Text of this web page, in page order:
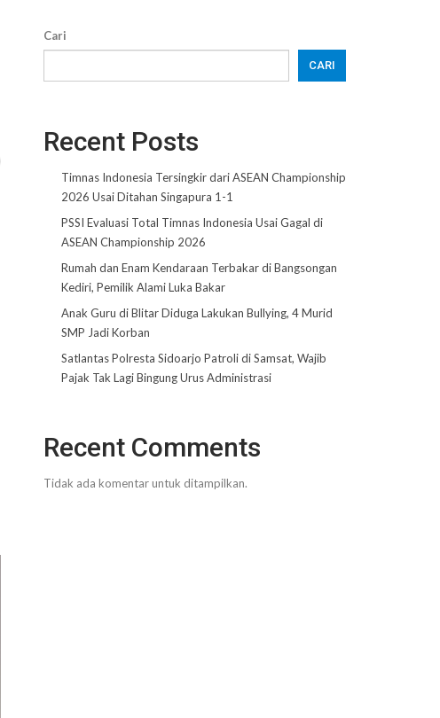
Cari
CARI
Recent Posts
Timnas Indonesia Tersingkir dari ASEAN Championship
2026 Usai Ditahan Singapura 1-1
PSSI Evaluasi Total Timnas Indonesia Usai Gagal di
ASEAN Championship 2026
Rumah dan Enam Kendaraan Terbakar di Bangsongan
Kediri, Pemilik Alami Luka Bakar
Anak Guru di Blitar Diduga Lakukan Bullying, 4 Murid
SMP Jadi Korban
Satlantas Polresta Sidoarjo Patroli di Samsat, Wajib
Pajak Tak Lagi Bingung Urus Administrasi
Recent Comments
Tidak ada komentar untuk ditampilkan.